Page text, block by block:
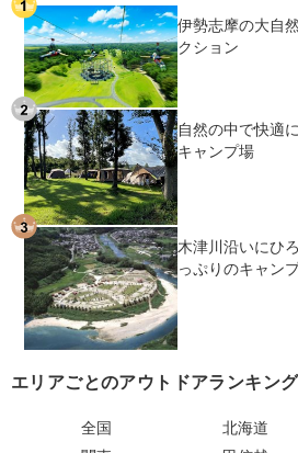
伊勢志摩の大自
クション
自然の中で快適
キャンプ場
木津川沿いにひ
っぷりのキャン
エリアごとのアウトドアランキン
全国 北海道